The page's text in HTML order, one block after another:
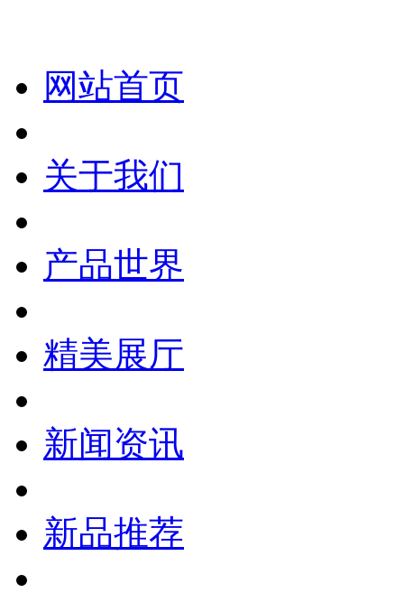
网站首页
关于我们
产品世界
精美展厅
新闻资讯
新品推荐